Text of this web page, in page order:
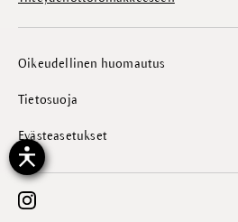
Oikeudellinen huomautus
Tietosuoja
Evästeasetukset